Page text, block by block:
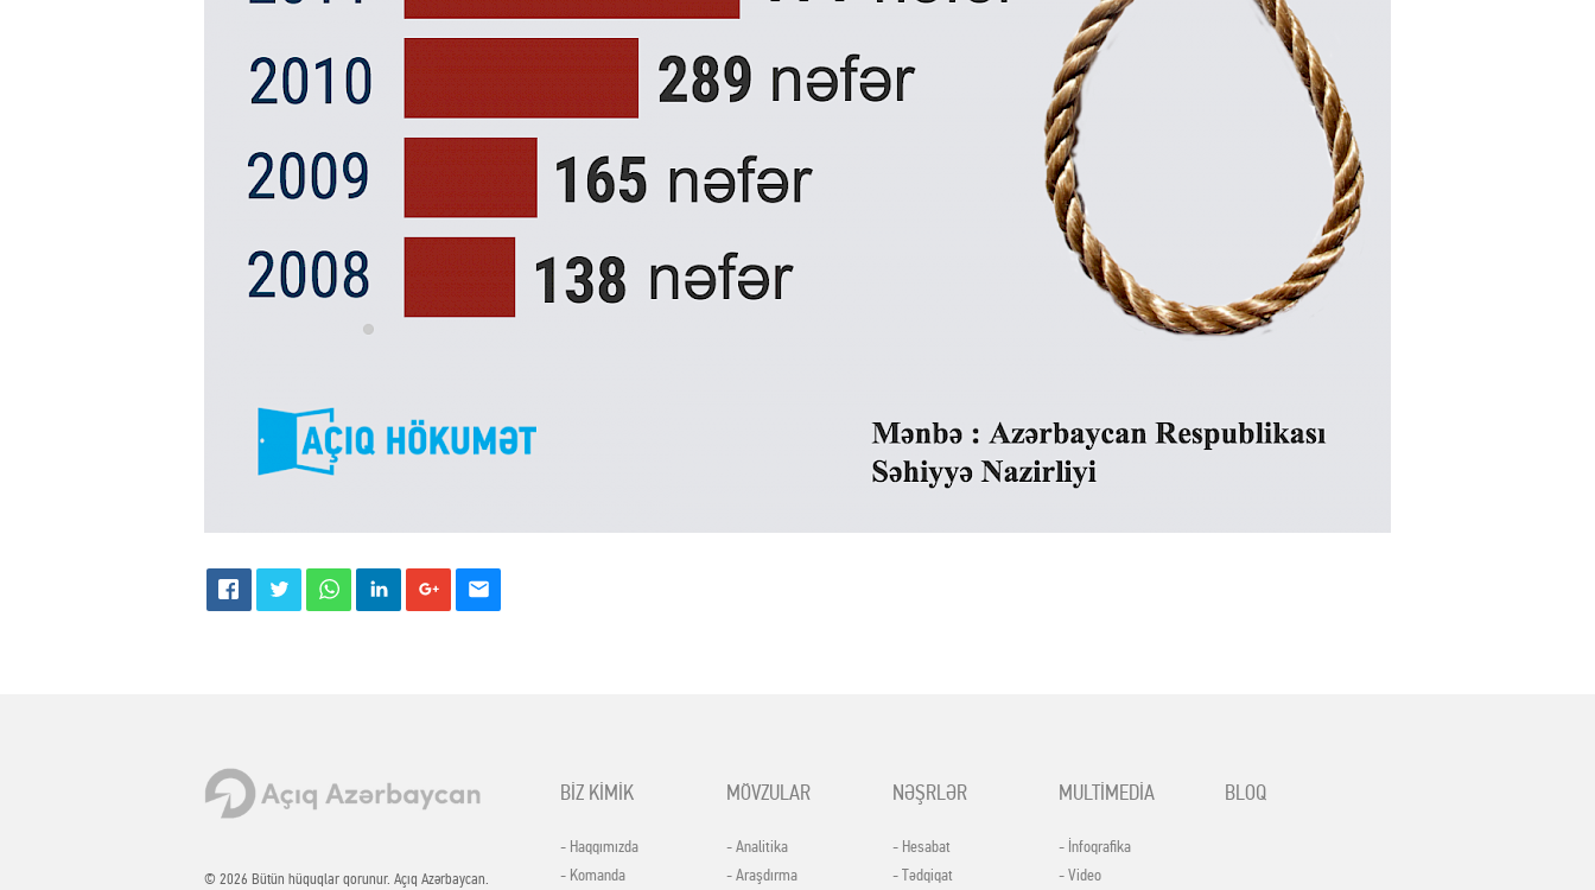
© 2026 Bütün hüquqlar qorunur. Açıq Azərbaycan.
BİZ KİMİK
- Haqqımızda
- Komanda
MÖVZULAR
- Analitika
- Araşdırma
NƏŞRLƏR
- Hesabat
- Tədqiqat
MULTİMEDİA
- İnfoqrafika
- Video
BLOQ